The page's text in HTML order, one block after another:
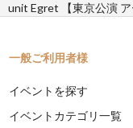
unit Egret 【東京公演
一般ご利用者様
イベントを探す
イベントカテゴリ一覧